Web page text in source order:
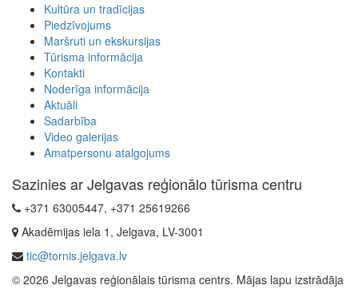
Kultūra un tradīcijas
Piedzīvojums
Maršruti un ekskursijas
Tūrisma informācija
Kontakti
Noderīga informācija
Aktuāli
Sadarbība
Video galerijas
Amatpersonu atalgojums
Sazinies ar Jelgavas reģionālo tūrisma centru
+371 63005447, +371 25619266
Akadēmijas iela 1, Jelgava, LV-3001
tic@tornis.jelgava.lv
© 2026 Jelgavas reģionālais tūrisma centrs. Mājas lapu izstrādāja